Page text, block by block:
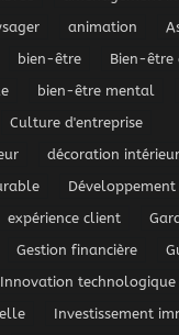
animation
bien-être
Bien-être
bien-être mental
Culture d'entreprise
décoration
expérience client
Gestion financière
Innovation technologique
Investissement